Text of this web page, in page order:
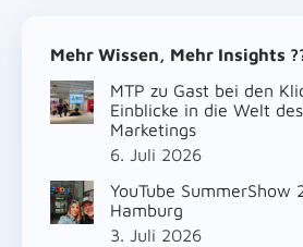
Mehr Wissen, Mehr Insights
MTP zu Gast bei den
Einblicke in die Welt
Marketings
6. Juli 2026
YouTube SummerShow
Hamburg
3. Juli 2026